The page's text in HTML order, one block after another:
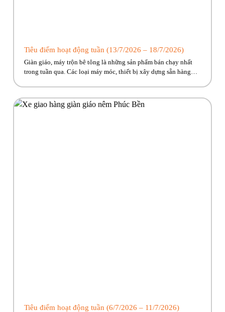
Tiêu điểm hoạt động tuần (13/7/2026 – 18/7/2026)
Giàn giáo, máy trộn bê tông là những sản phẩm bán chạy nhất
trong tuần qua. Các loại máy móc, thiết bị xây dựng sẵn hàng
động tiêu […]
Tiêu điểm hoạt động tuần (6/7/2026 – 11/7/2026)